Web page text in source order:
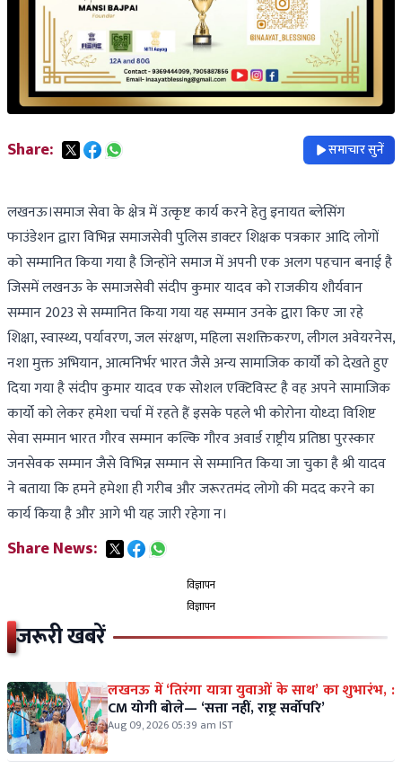
Share: समाचार सुनें
लखनऊ।समाज सेवा के क्षेत्र में उत्कृष्ट कार्य करने हेतु इनायत ब्लेसिंग
फाउंडेशन द्वारा विभिन्न समाजसेवी पुलिस डाक्टर शिक्षक पत्रकार आदि लोगों
को सम्मानित किया गया है जिन्होंने समाज में अपनी एक अलग पहचान बनाई है
जिसमें लखनऊ के समाजसेवी संदीप कुमार यादव को राजकीय शौर्यवान
सम्मान 2023 से सम्मानित किया गया यह सम्मान उनके द्वारा किए जा रहे
शिक्षा, स्वास्थ्य, पर्यावरण, जल संरक्षण, महिला सशक्तिकरण, लीगल अवेयरनेस,
नशा मुक्त अभियान, आत्मनिर्भर भारत जैसे अन्य सामाजिक कार्यों को देखते हुए
दिया गया है संदीप कुमार यादव एक सोशल एक्टिविस्ट है वह अपने सामाजिक
कार्यो को लेकर हमेशा चर्चा में रहते हैं इसके पहले भी कोरोना योध्दा विशिष्ट
सेवा सम्मान भारत गौरव सम्मान कल्कि गौरव अवार्ड राष्ट्रीय प्रतिष्ठा पुरस्कार
जनसेवक सम्मान जैसे विभिन्न सम्मान से सम्मानित किया जा चुका है श्री यादव
ने बताया कि हमने हमेशा ही गरीब और‌ जरूरतमंद लोगो की मदद करने का
कार्य किया है और आगे भी यह जारी रहेगा न।
Share News:
विज्ञापन
विज्ञापन
जरूरी खबरें
लखनऊ में ‘तिरंगा यात्रा युवाओं के साथ’ का शुभारंभ, :
CM योगी बोले— ‘सत्ता नहीं, राष्ट्र सर्वोपरि’
Aug 09, 2026 05:39 am IST